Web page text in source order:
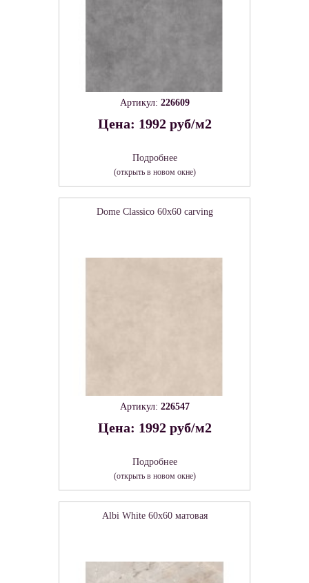
Артикул: 226609
Цена: 1992 руб/м2
Подробнее
(открыть в новом окне)
Dome Classico 60х60 carving
Артикул: 226547
Цена: 1992 руб/м2
Подробнее
(открыть в новом окне)
Albi White 60х60 матовая